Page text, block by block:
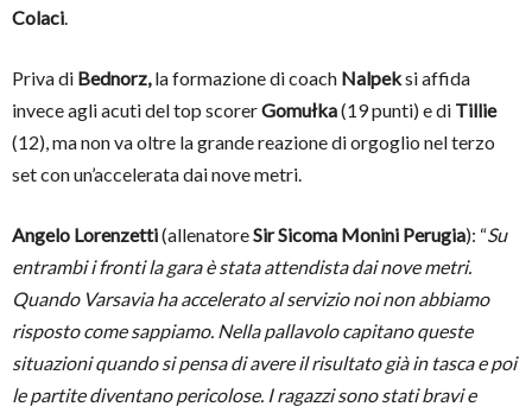
Colaci.
Priva di Bednorz,la formazione di coach Nalpeksi affida
invece agli acuti del top scorerGomułka(19 punti) e di Tillie
(12), ma non va oltre la grande reazione di orgoglio nel terzo
set con un’accelerata dai nove metri.
Angelo Lorenzetti(allenatoreSir Sicoma Monini Perugia): “Su
entrambi i fronti la gara è stata attendista dai nove metri.
Quando Varsavia ha accelerato al servizio noi non abbiamo
risposto come sappiamo. Nella pallavolo capitano queste
situazioni quando si pensa di avere il risultato già in tasca e poi
le partite diventano pericolose. I ragazzi sono stati bravi e